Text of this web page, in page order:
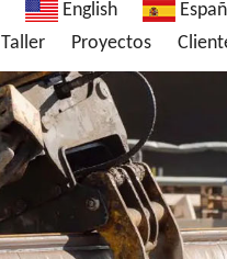
English
Taller Proyectos